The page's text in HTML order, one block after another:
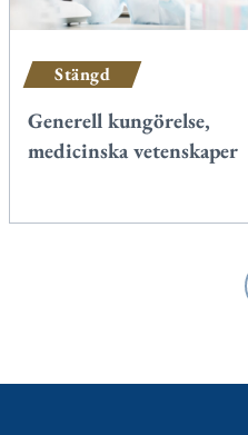
Stängd
Generell kungörelse,
medicinska vetenskaper